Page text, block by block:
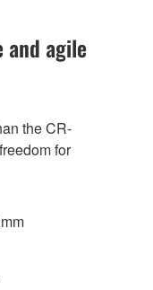
agile
the CR-
for